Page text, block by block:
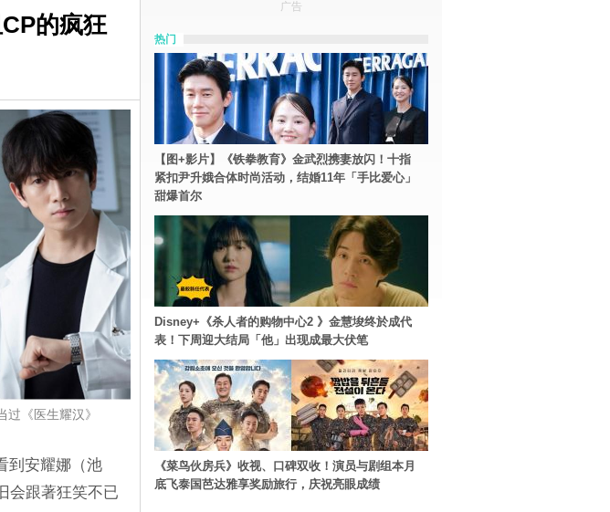
的疯狂
《医生耀汉》
到安耀娜（池
跟著狂笑不已
广告
热门
【图+影片】《铁拳教育》金武烈携妻放闪！十指
紧扣尹升娥合体时尚活动，结婚11年「手比爱心」
甜爆首尔
Disney+《杀人者的购物中心2 》金慧埈终於成代
表！下周迎大结局「他」出现成最大伏笔
《菜鸟伙房兵》收视、口碑双收！演员与剧组本月
底飞泰国芭达雅享奖励旅行，庆祝亮眼成绩